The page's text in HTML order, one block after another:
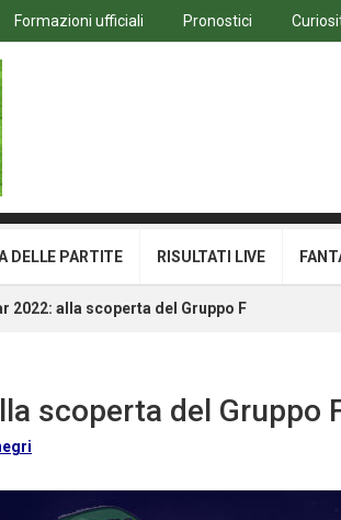
Formazioni ufficiali Pronostici
DELLE PARTITE RISULTATI LIVE
2022: alla scoperta del Gruppo F
scoperta del Gruppo